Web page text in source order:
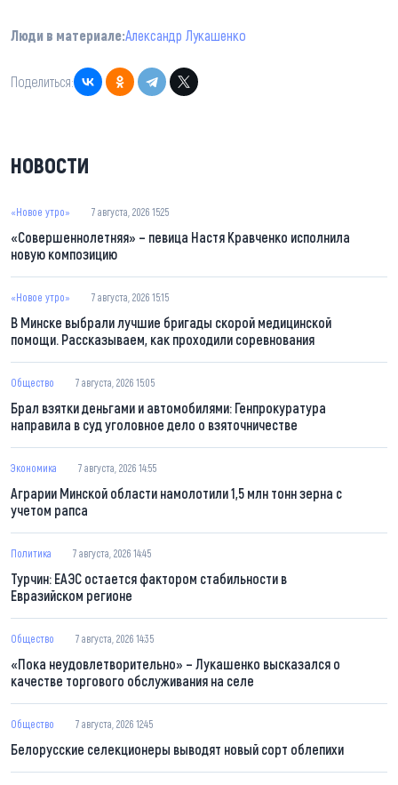
Люди в материале:Александр Лукашенко
Поделиться:
НОВОСТИ
«Новое утро» 7 августа, 2026 15:25
«Совершеннолетняя» – певица Настя Кравченко исполнила
новую композицию
«Новое утро» 7 августа, 2026 15:15
В Минске выбрали лучшие бригады скорой медицинской
помощи. Рассказываем, как проходили соревнования
Общество 7 августа, 2026 15:05
Брал взятки деньгами и автомобилями: Генпрокуратура
направила в суд уголовное дело о взяточничестве
Экономика 7 августа, 2026 14:55
Аграрии Минской области намолотили 1,5 млн тонн зерна с
учетом рапса
Политика 7 августа, 2026 14:45
Турчин: ЕАЭС остается фактором стабильности в
Евразийском регионе
Общество 7 августа, 2026 14:35
«Пока неудовлетворительно» – Лукашенко высказался о
качестве торгового обслуживания на селе
Общество 7 августа, 2026 12:45
Белорусские селекционеры выводят новый сорт облепихи